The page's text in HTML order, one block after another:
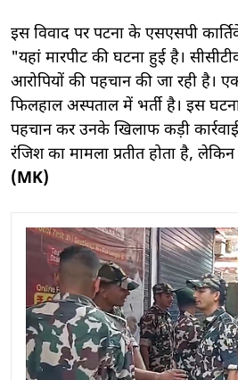
इस विवाद पर पटना के एसएसपी
"यहां मारपीट की घटना हुई है।
आरोपियों की पहचान की जा रही है।
फिलहाल अस्पताल में भर्ती है। इस
पहचान कर उनके खिलाफ कड़ी
रंजिश का मामला प्रतीत होता है,
(MK)